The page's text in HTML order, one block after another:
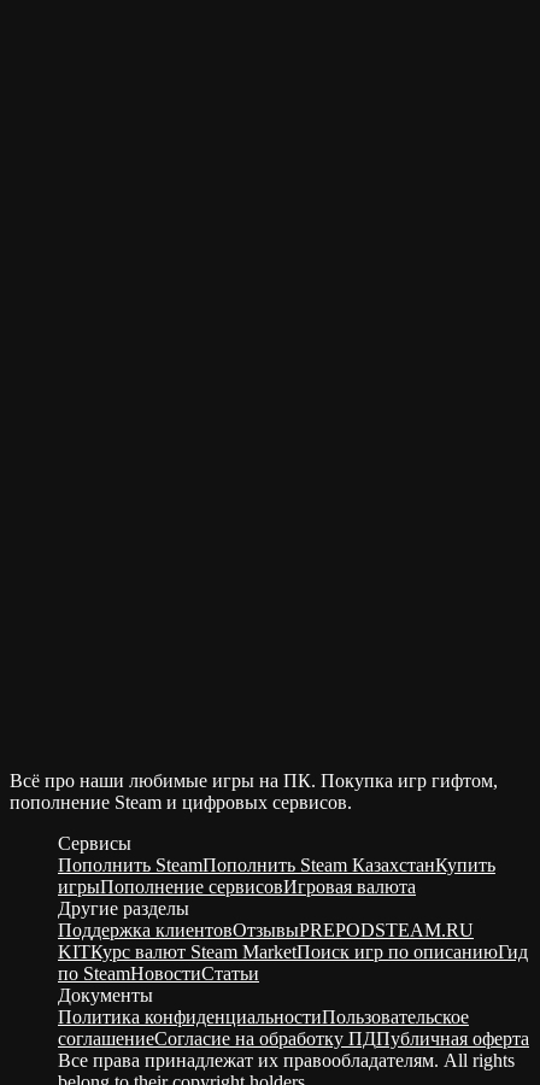
Всё про наши любимые игры на ПК. Покупка игр гифтом,
пополнение Steam и цифровых сервисов.
Сервисы
Пополнить SteamПополнить Steam КазахстанКупить
игрыПополнение сервисовИгровая валюта
Другие разделы
Поддержка клиентовОтзывыPREPODSTEAM.RU
KITКурс валют Steam MarketПоиск игр по описаниюГид
по SteamНовостиСтатьи
Документы
Политика конфиденциальностиПользовательское
соглашениеСогласие на обработку ПДПубличная оферта
Все права принадлежат их правообладателям. All rights